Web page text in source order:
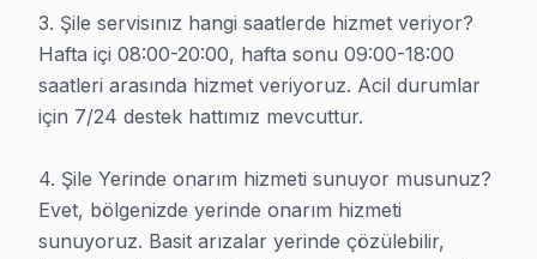
Uzman Ekip: Şile, İstanbul bölgesinde TV onarım
Müşteri Değerlendirmesi:Müşteri puanı: 4.8/5 —
Fiyatlandırma: Şile, İstanbul'de ücretsiz arıza
Müdahale:7/24 ulaşılabilir teknik ekip, Şile, İstanbul'de
3. Şile servisınız hangi saatlerde hizmet veriyor?
Hafta içi 08:00-20:00, hafta sonu 09:00-18:00
saatleri arasında hizmet veriyoruz. Acil durumlar
için 7/24 destek hattımız mevcuttur.
4. Şile Yerinde onarım hizmeti sunuyor musunuz?
Evet, bölgenizde yerinde onarım hizmeti
sunuyoruz. Basit arızalar yerinde çözülebilir,